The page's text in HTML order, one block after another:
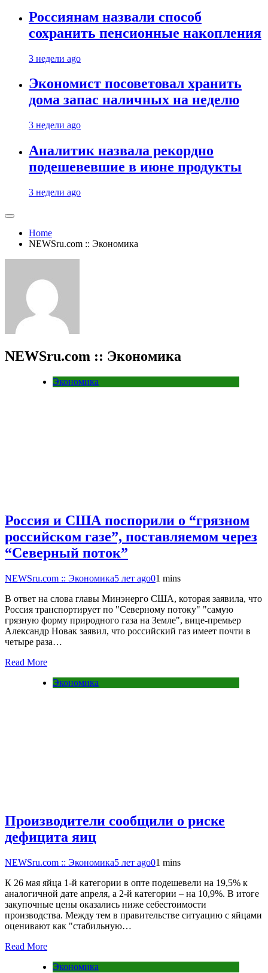
Россиянам назвали способ
сохранить пенсионные накопления
3 недели ago
Экономист посоветовал хранить
дома запас наличных на неделю
3 недели ago
Аналитик назвала рекордно
подешевевшие в июне продукты
3 недели ago
Home
NEWSru.com :: Экономика
NEWSru.com :: Экономика
Экономика
Россия и США поспорили о “грязном
российском газе”, поставляемом через
“Северный поток”
NEWSru.com :: Экономика5 лет ago01 mins
В ответ на слова главы Минэнерго США, которая заявила, что
Россия транспортирует по "Северному потоку" "самую
грязную форму природного газа на Земле", вице-премьер
Александр Новак заявил, что российский газ имеет почти в
четыре раза…
Read More
Экономика
Производители сообщили о риске
дефицита яиц
NEWSru.com :: Экономика5 лет ago01 mins
К 26 мая яйца 1-й категории в опте подешевели на 19,5% к
аналогичной дате апреля, а 2-й категории – на 10,9%. В итоге
закупочные цены оказались ниже себестоимости
производства. Между тем в правительстве ситуацию с яйцами
оценивают как "стабильную…
Read More
Экономика